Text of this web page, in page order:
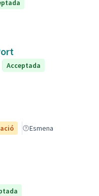
Acceptada
Esmena